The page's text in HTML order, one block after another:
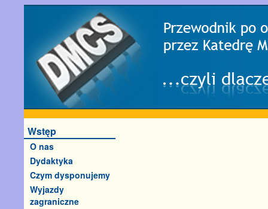
Wstęp
O nas
Dydaktyka
Czym dysponujemy
Wyjazdy
zagraniczne